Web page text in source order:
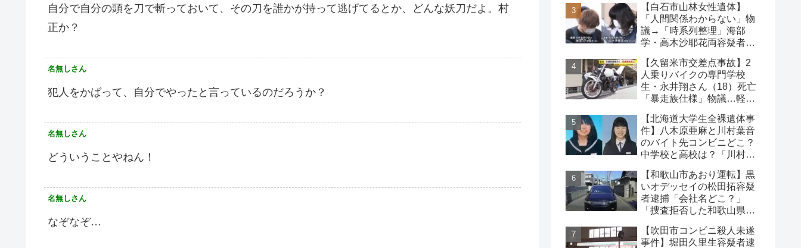
自分で自分の頭を刀で斬っておいて、その刀を誰かが持って逃げてるとか、どんな妖刀だよ。村
正か？
名無しさん
犯人をかばって、自分でやったと言っているのだろうか？
名無しさん
どういうことやねん！
名無しさん
なぞなぞ…
は？
【白石市山林女性遺体】
「人間関係わからない」物
議→「時系列整理」海部
学・高木沙耶花両容疑者、
な事件
【久留米市交差点事故】2
人乗りバイクの専門学校
生・永井翔さん（18）死亡
「暴走族仕様」物議…軽自
【北海道大学生全裸遺体事
件】八木原亜麻と川村葉音
のバイト先コンビニどこ？
中学校と高校は？「川村の
氏」の声も
【和歌山市あおり運転】黒
いオデッセイの松田拓容疑
者逮捕「会社名どこ？」
「捜査拒否した和歌山県
の声
【吹田市コンビニ殺人未遂
事件】堀田久里生容疑者逮